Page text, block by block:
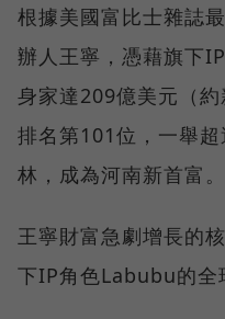
根據美國富比士雜誌
辦人王寧，憑藉旗下
身家達209億美元（
排名第101位，一舉
林，成為河南新首富。
王寧財富急劇增長的
下IP角色Labubu的全